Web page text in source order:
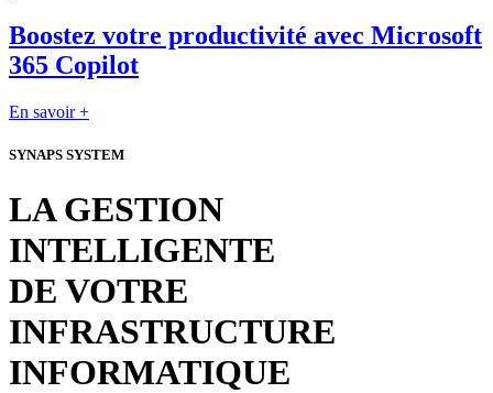
Boostez votre productivité avec Microsoft
365 Copilot
En savoir +
SYNAPS SYSTEM
LA GESTION
INTELLIGENTE
DE VOTRE
INFRASTRUCTURE
INFORMATIQUE